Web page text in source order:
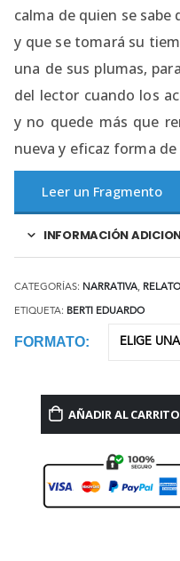
calma de quien se
y que se tomará su
una de sus plumas,
del lector cuando los
y no quede más que
nueva y eficaz forma
Leer un Fragmento
INFORMACIÓN
CATEGORÍAS: NARRATIVA,
ETIQUETA: BERTI EDUARDO
FORMATO
AÑADIR AL CARRITO